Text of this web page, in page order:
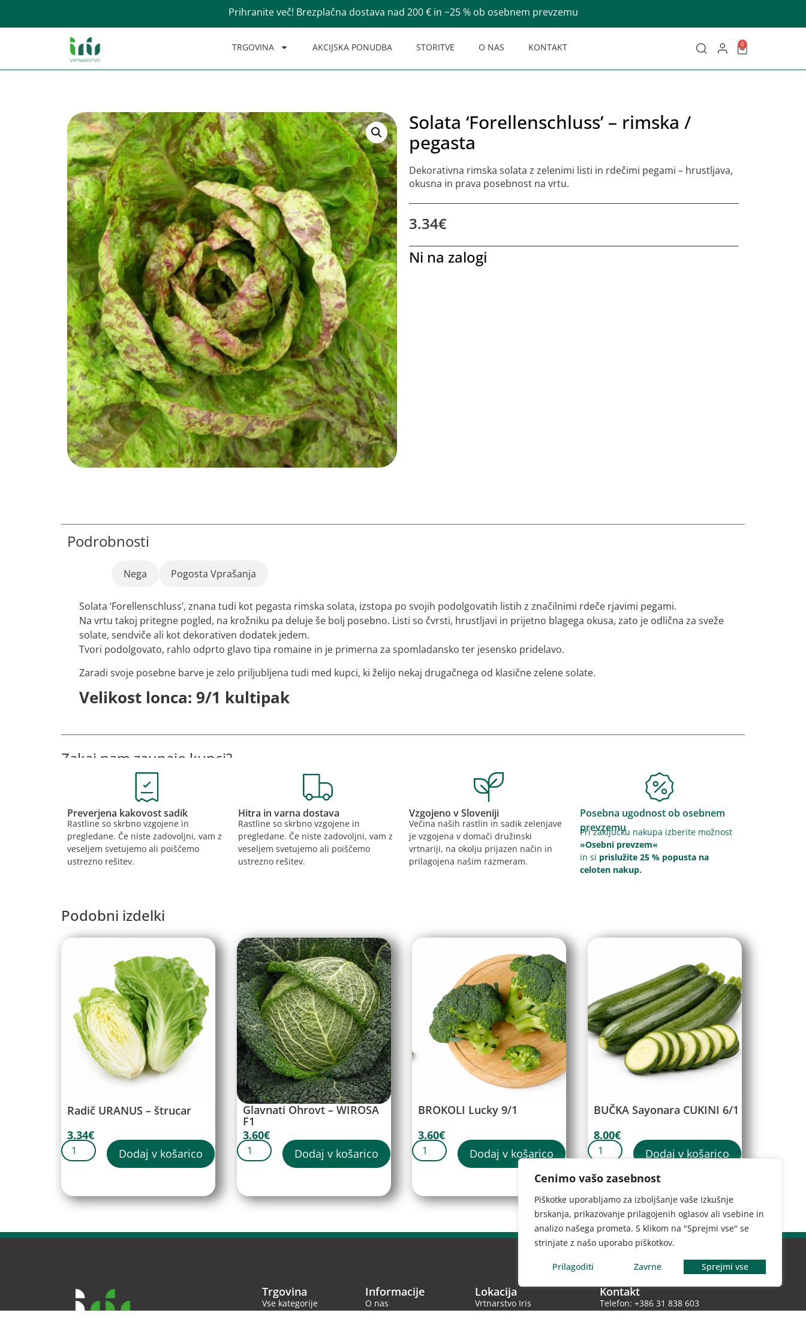
Cenimo vašo zasebnost
Piškotke uporabljamo za izboljšanje vaše izkušnje
brskanja, prikazovanje prilagojenih oglasov ali vsebine in
analizo našega prometa. S klikom na "Sprejmi vse" se
strinjate z našo uporabo piškotkov.
Prilagoditi Zavrne Sprejmi vse
Prihranite več! Brezplačna dostava nad 200 € in −25 % ob osebnem prevzemu
TRGOVINA AKCIJSKA PONUDBA STORITVE O NAS KONTAKT 0
Solata ‘Forellenschluss’ – rimska /
pegasta
Dekorativna rimska solata z zelenimi listi in rdečimi pegami – hrustljava,
okusna in prava posebnost na vrtu.
3.34€
Ni na zalogi
Podrobnosti
Nega Pogosta Vprašanja
Solata ‘Forellenschluss’, znana tudi kot pegasta rimska solata, izstopa po svojih podolgovatih listih z značilnimi rdeče rjavimi pegami.
Na vrtu takoj pritegne pogled, na krožniku pa deluje še bolj posebno. Listi so čvrsti, hrustljavi in prijetno blagega okusa, zato je odlična za sveže
solate, sendviče ali kot dekorativen dodatek jedem.
Tvori podolgovato, rahlo odprto glavo tipa romaine in je primerna za spomladansko ter jesensko pridelavo.
Zaradi svoje posebne barve je zelo priljubljena tudi med kupci, ki želijo nekaj drugačnega od klasične zelene solate.
Velikost lonca: 9/1 kultipak
Zakaj nam zaupajo kupci?
Preverjena kakovost sadik
Rastline so skrbno vzgojene in
pregledane. Če niste zadovoljni, vam z
veseljem svetujemo ali poiščemo
ustrezno rešitev.
Hitra in varna dostava
Rastline so skrbno vzgojene in
pregledane. Če niste zadovoljni, vam z
veseljem svetujemo ali poiščemo
ustrezno rešitev.
Vzgojeno v Sloveniji
Večina naših rastlin in sadik zelenjave
je vzgojena v domači družinski
vrtnariji, na okolju prijazen način in
prilagojena našim razmeram.
Posebna ugodnost ob osebnem
prevzemu
Pri zaključku nakupa izberite možnost
»Osebni prevzem«
in si prislužite 25 % popusta na
celoten nakup.
Podobni izdelki
Radič URANUS – štrucar
3.34€
Dodaj v košarico
Glavnati Ohrovt – WIROSA
F1
3.60€
Dodaj v košarico
BROKOLI Lucky 9/1
3.60€
Dodaj v košarico
BUČKA Sayonara CUKINI 6/1
8.00€
Dodaj v košarico
Trgovina
Vse kategorije
Informacije
O nas
Lokacija
Vrtnarstvo Iris
Kontakt
Telefon: +386 31 838 603